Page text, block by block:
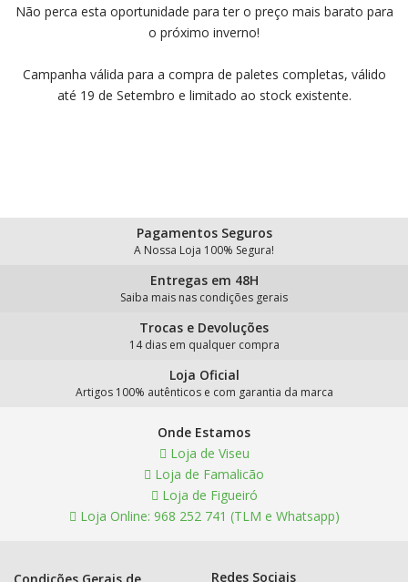
Não perca esta oportunidade para ter o preço mais barato para
o próximo inverno!
Campanha válida para a compra de paletes completas, válido
até 19 de Setembro e limitado ao stock existente.
Pagamentos Seguros
A Nossa Loja 100% Segura!
Entregas em 48H
Saiba mais nas condições gerais
Trocas e Devoluções
14 dias em qualquer compra
Loja Oficial
Artigos 100% autênticos e com garantia da marca
Onde Estamos
Loja de Viseu
Loja de Famalicão
Loja de Figueiró
Loja Online: 968 252 741 (TLM e Whatsapp)
Redes Sociais